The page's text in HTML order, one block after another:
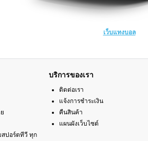
เว็บแทงบอล
สปอร์ตทีวี ทุก
บริการของเรา
ติดต่อเรา
แจ้งการชำระเงิน
คืนสินค้า
แผนผังเว็บไซต์